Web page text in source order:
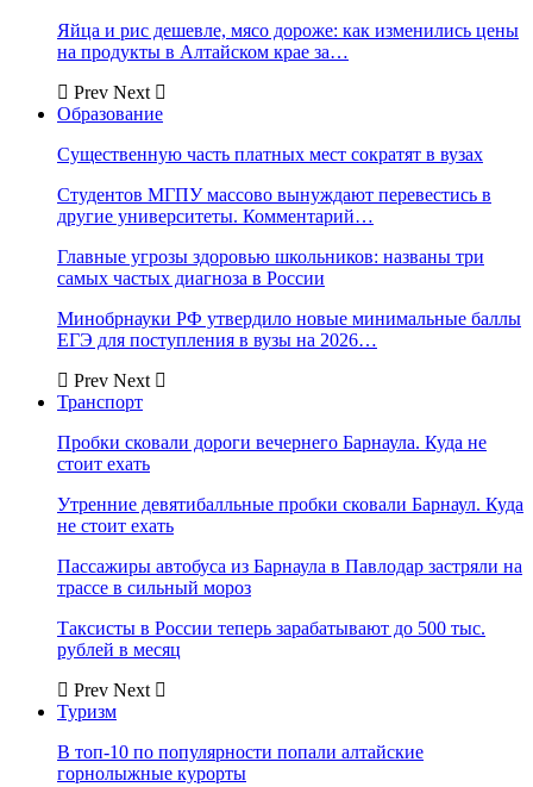
Яйца и рис дешевле, мясо дороже: как изменились цены
на продукты в Алтайском крае за…
Prev Next
Образование
Существенную часть платных мест сократят в вузах
Студентов МГПУ массово вынуждают перевестись в
другие университеты. Комментарий…
Главные угрозы здоровью школьников: названы три
самых частых диагноза в России
Минобрнауки РФ утвердило новые минимальные баллы
ЕГЭ для поступления в вузы на 2026…
Prev Next
Транспорт
Пробки сковали дороги вечернего Барнаула. Куда не
стоит ехать
Утренние девятибалльные пробки сковали Барнаул. Куда
не стоит ехать
Пассажиры автобуса из Барнаула в Павлодар застряли на
трассе в сильный мороз
Таксисты в России теперь зарабатывают до 500 тыс.
рублей в месяц
Prev Next
Туризм
В топ-10 по популярности попали алтайские
горнолыжные курорты